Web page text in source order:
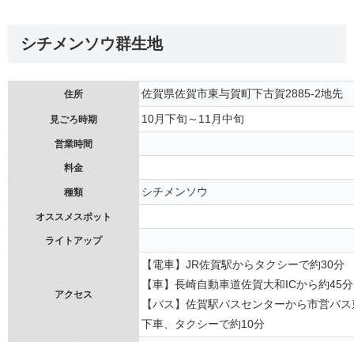
シチメンソウ群生地
住所 佐賀県佐賀市東与賀町下古賀2885-2地先
見ごろ時期 10月下旬～11月中旬
営業時間
料金
種類 シチメンソウ
オススメスポット
ライトアップ
アクセス
【電車】JR佐賀駅からタクシーで約30分
【車】長崎自動車道佐賀大和ICから約45分
【バス】佐賀駅バスセンターから市営バ
下車、タクシーで約10分